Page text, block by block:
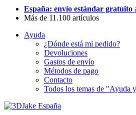
España: envío estándar gratuito
Más de 11.100 artículos
Ayuda
¿Dónde está mi pedido?
Devoluciones
Gastos de envío
Métodos de pago
Contacto
Todos los temas de "Ayuda